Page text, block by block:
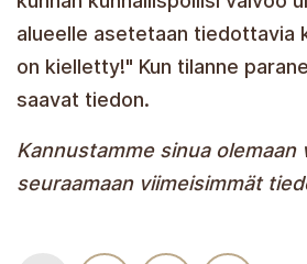
alueelle asetetaan tiedottavia
on kielletty!" Kun tilanne
saavat tiedon.
Kannustamme sinua olemaan
seuraamaan viimeisimmät